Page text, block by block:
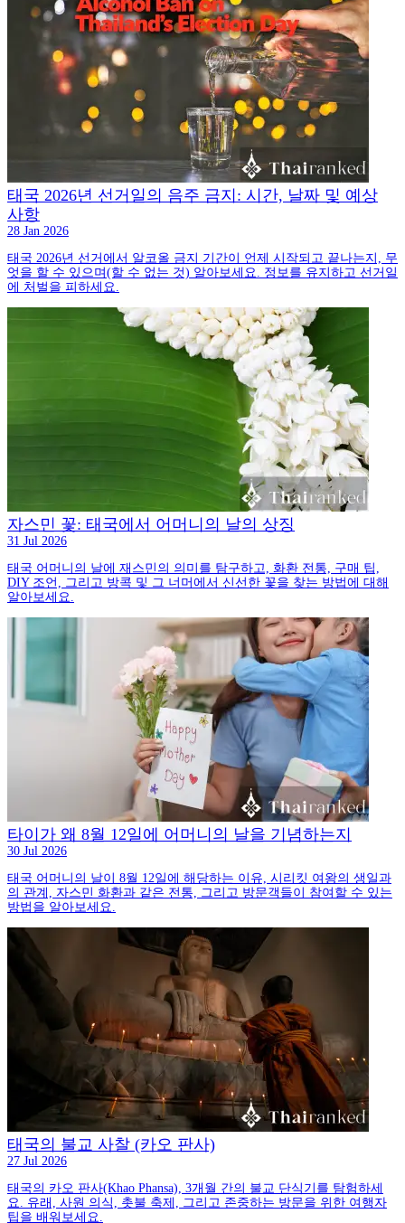
태국 2026년 선거일의 음주 금지: 시간, 날짜 및 예상
사항
28 Jan 2026
태국 2026년 선거에서 알코올 금지 기간이 언제 시작되고 끝나는지, 무
엇을 할 수 있으며(할 수 없는 것) 알아보세요. 정보를 유지하고 선거일
에 처벌을 피하세요.
자스민 꽃: 태국에서 어머니의 날의 상징
31 Jul 2026
태국 어머니의 날에 재스민의 의미를 탐구하고, 화환 전통, 구매 팁,
DIY 조언, 그리고 방콕 및 그 너머에서 신선한 꽃을 찾는 방법에 대해
알아보세요.
타이가 왜 8월 12일에 어머니의 날을 기념하는지
30 Jul 2026
태국 어머니의 날이 8월 12일에 해당하는 이유, 시리킷 여왕의 생일과
의 관계, 자스민 화환과 같은 전통, 그리고 방문객들이 참여할 수 있는
방법을 알아보세요.
태국의 불교 사찰 (카오 판사)
27 Jul 2026
태국의 카오 판사(Khao Phansa), 3개월 간의 불교 단식기를 탐험하세
요. 유래, 사원 의식, 촛불 축제, 그리고 존중하는 방문을 위한 여행자
팁을 배워보세요.